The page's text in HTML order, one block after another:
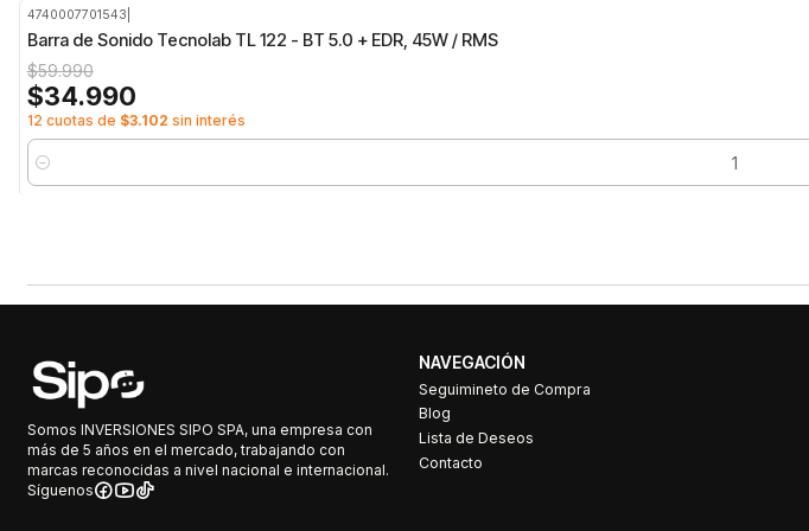
4740007701543
Barra de Sonido Tecnolab TL 122 - BT 5.0 + EDR, 45W / RMS
$59.990
$34.990
12 cuotas de $3.102 sin interés
Cantidad
Somos INVERSIONES SIPO SPA, una empresa con
más de 5 años en el mercado, trabajando con
marcas reconocidas a nivel nacional e internacional.
Síguenos
NAVEGACIÓN
Seguimineto de Compra
Blog
Lista de Deseos
Contacto